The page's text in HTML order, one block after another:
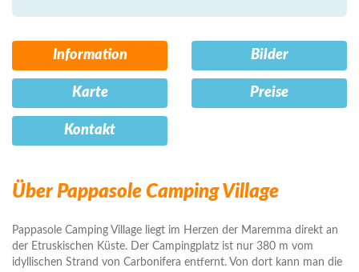
Information Bilder
Karte Preise
Kontakt
Über Pappasole Camping Village
Pappasole Camping Village liegt im Herzen der Maremma direkt an
der Etruskischen Küste. Der Campingplatz ist nur 380 m vom
idyllischen Strand von Carbonifera entfernt. Von dort kann man die